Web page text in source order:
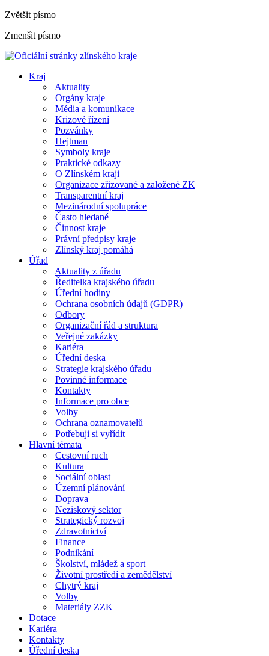
Zvětšit písmo
Zmenšit písmo
Kraj
Aktuality
Orgány kraje
Média a komunikace
Krizové řízení
Pozvánky
Hejtman
Symboly kraje
Praktické odkazy
O Zlínském kraji
Organizace zřizované a založené ZK
Transparentní kraj
Mezinárodní spolupráce
Často hledané
Činnost kraje
Právní předpisy kraje
Zlínský kraj pomáhá
Úřad
Aktuality z úřadu
Ředitelka krajského úřadu
Úřední hodiny
Ochrana osobních údajů (GDPR)
Odbory
Organizační řád a struktura
Veřejné zakázky
Kariéra
Úřední deska
Strategie krajského úřadu
Povinné informace
Kontakty
Informace pro obce
Volby
Ochrana oznamovatelů
Potřebuji si vyřídit
Hlavní témata
Cestovní ruch
Kultura
Sociální oblast
Územní plánování
Doprava
Neziskový sektor
Strategický rozvoj
Zdravotnictví
Finance
Podnikání
Školství, mládež a sport
Životní prostředí a zemědělství
Chytrý kraj
Volby
Materiály ZZK
Dotace
Kariéra
Kontakty
Úřední deska